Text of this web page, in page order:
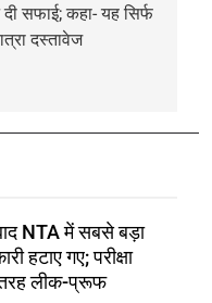
सफाई; कहा- यह सिर्फ
दस्तावेज
NTA में सबसे बड़ा
हटाए गए; परीक्षा
तरह लीक-प्रूफ